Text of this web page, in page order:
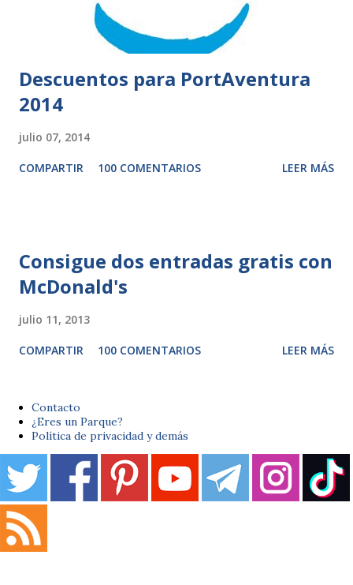
Descuentos para PortAventura
2014
julio 07, 2014
COMPARTIR 100 COMENTARIOS LEER MÁS
Consigue dos entradas gratis con
McDonald's
julio 11, 2013
COMPARTIR 100 COMENTARIOS LEER MÁS
Contacto
¿Eres un Parque?
Política de privacidad y demás